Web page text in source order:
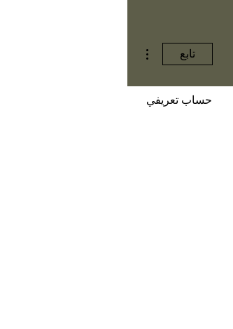
تابع
حساب تعريفي